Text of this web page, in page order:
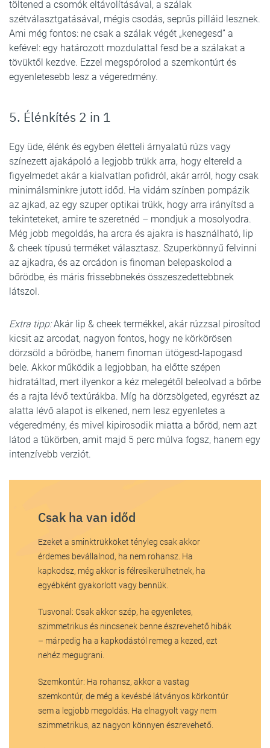
töltened a csomók eltávolításával, a szálak
szétválasztgatásával, mégis csodás, seprűs pilláid lesznek.
Ami még fontos: ne csak a szálak végét „kenegesd” a
kefével: egy határozott mozdulattal fesd be a szálakat a
tövüktől kezdve. Ezzel megspórolod a szemkontúrt és
egyenletesebb lesz a végeredmény.
5. Élénkítés 2 in 1
Egy üde, élénk és egyben életteli árnyalatú rúzs vagy
színezett ajakápoló a legjobb trükk arra, hogy eltereld a
figyelmedet akár a kialvatlan pofidról, akár arról, hogy csak
minimálsminkre jutott időd. Ha vidám színben pompázik
az ajkad, az egy szuper optikai trükk, hogy arra irányítsd a
tekinteteket, amire te szeretnéd – mondjuk a mosolyodra.
Még jobb megoldás, ha arcra és ajakra is használható, lip
& cheek típusú terméket választasz. Szuperkönnyű felvinni
az ajkadra, és az orcádon is finoman belepaskolod a
bőrödbe, és máris frissebbnekés összeszedettebbnek
látszol.
Extra tipp:Akár lip & cheek termékkel, akár rúzzsal pirosítod
kicsit az arcodat, nagyon fontos, hogy ne körkörösen
dörzsöld a bőrödbe, hanem finoman ütögesd-lapogasd
bele. Akkor működik a legjobban, ha előtte szépen
hidratáltad, mert ilyenkor a kéz melegétől beleolvad a bőrbe
és a rajta lévő textúrákba. Míg ha dörzsölgeted, egyrészt az
alatta lévő alapot is elkened, nem lesz egyenletes a
végeredmény, és mivel kipirosodik miatta a bőröd, nem azt
látod a tükörben, amit majd 5 perc múlva fogsz, hanem egy
intenzívebb verziót.
Csak ha van időd
Ezeket a sminktrükköket tényleg csak akkor
érdemes bevállalnod, ha nem rohansz. Ha
kapkodsz, még akkor is félresikerülhetnek, ha
egyébként gyakorlott vagy bennük.
Tusvonal: Csak akkor szép, ha egyenletes,
szimmetrikus és nincsenek benne észrevehető hibák
– márpedig ha a kapkodástól remeg a kezed, ezt
nehéz megugrani.
Szemkontúr: Ha rohansz, akkor a vastag
szemkontúr, de még a kevésbé látványos körkontúr
sem a legjobb megoldás. Ha elnagyolt vagy nem
szimmetrikus, az nagyon könnyen észrevehető.